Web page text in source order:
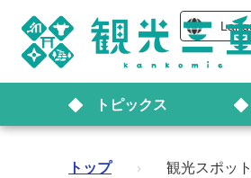
トピックス
トップ › 観光スポット